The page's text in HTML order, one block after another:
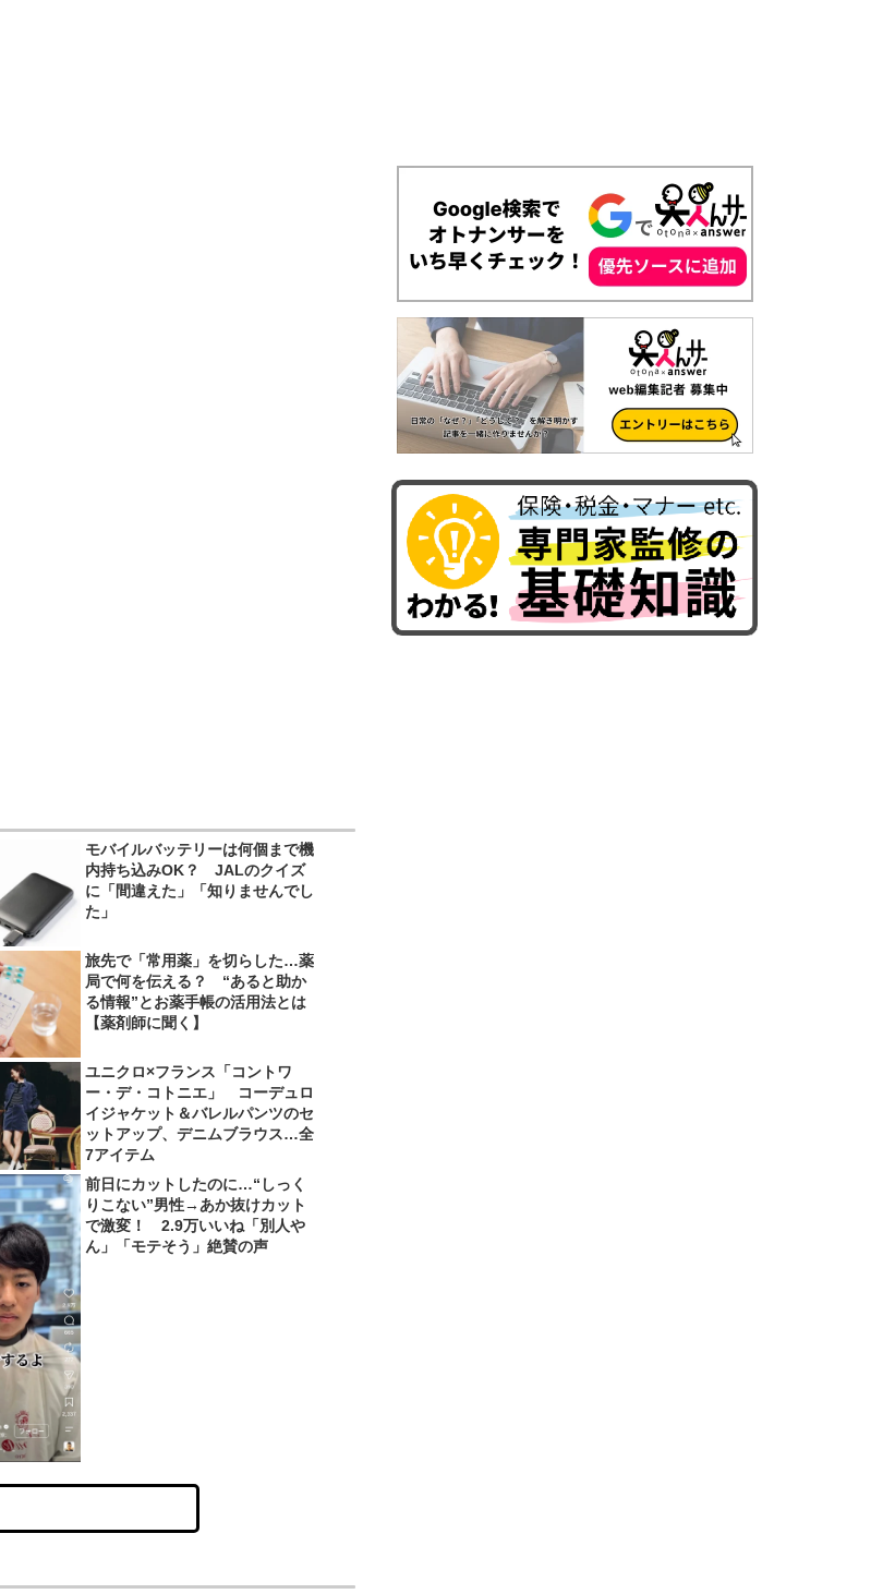
モバイルバッテリーは何個まで機
内持ち込みOK？ JALのクイズ
に「間違えた」「知りませんでし
た」
旅先で「常用薬」を切らした…薬
局で何を伝える？ “あると助か
る情報”とお薬手帳の活用法とは
【薬剤師に聞く】
ユニクロ×フランス「コントワ
ー・デ・コトニエ」 コーデュロ
イジャケット＆バレルパンツのセ
ットアップ、デニムブラウス…全
7アイテム
前日にカットしたのに…“しっく
りこない”男性→あか抜けカット
で激変！ 2.9万いいね「別人や
ん」「モテそう」絶賛の声